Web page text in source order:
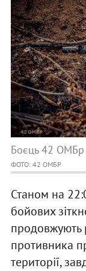
Боєць 42 ОМБр
ФОТО: 42 ОМБР
Станом на
бойових
продовжують
противника
території,